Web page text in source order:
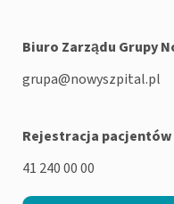
Biuro Zarządu Grupy
grupa@nowyszpital.pl
Rejestracja pacjentów
41 240 00 00